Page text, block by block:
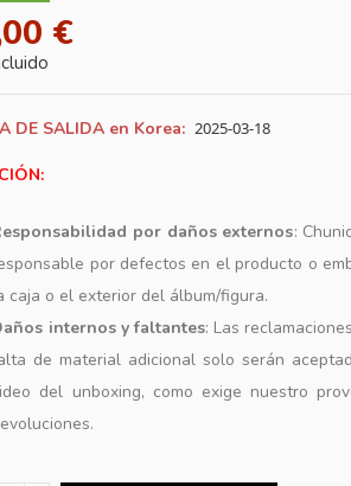
€
DE SALIDA en Korea: 2025-03-18
por daños externos:
por defectos en el producto o
caja o el exterior del álbum/figura.
internos y faltantes: Las
de material adicional solo serán
del unboxing, como exige nuestro